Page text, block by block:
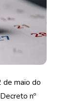
de maio do
nº